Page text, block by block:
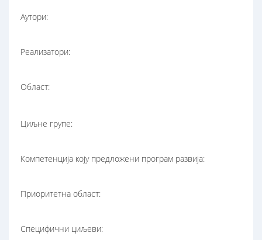
Аутори:
Реализатори:
Област:
Циљне групе:
Компетенција коју предложени програм развија:
Приоритетна област:
Специфични циљеви: